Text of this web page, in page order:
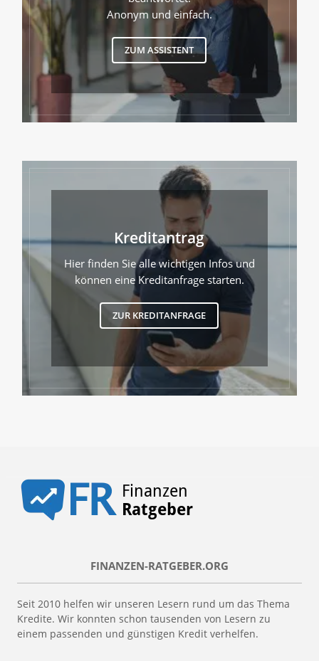
Anonym und einfach.
ZUM ASSISTENT
Kreditantrag
Hier finden Sie alle wichtigen Infos und
können eine Kreditanfrage starten.
ZUR KREDITANFRAGE
FINANZEN-RATGEBER.ORG
Seit 2010 helfen wir unseren Lesern rund um das Thema
Kredite. Wir konnten schon tausenden von Lesern zu
einem passenden und günstigen Kredit verhelfen.